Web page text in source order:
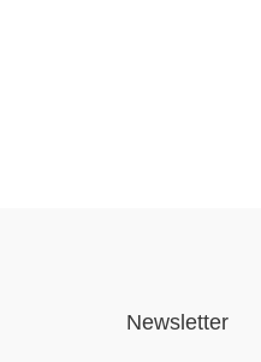
Newsletter